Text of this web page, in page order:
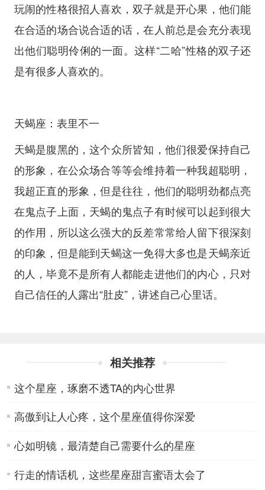
玩闹的性格很招人喜欢，双子就是开心果，他们能
在合适的场合说合适的话，在人前总是会充分表现
出他们聪明伶俐的一面。这样“二哈”性格的双子还
是有很多人喜欢的。
天蝎座：表里不一
天蝎是腹黑的，这个众所皆知，他们很爱保持自己
的形象，在公众场合等等会维持着一种我超聪明，
我超正直的形象，但是往往，他们的聪明劲都点亮
在鬼点子上面，天蝎的鬼点子有时候可以起到很大
的作用，所以这么强大的反差常常给人留下很深刻
的印象，但是能到天蝎这一免得大多也是天蝎亲近
的人，毕竟不是所有人都能走进他们的内心，只对
自己信任的人露出“肚皮”，讲述自己心里话。
相关推荐
这个星座，琢磨不透TA的内心世界
高傲到让人心疼，这个星座值得你深爱
心如明镜，最清楚自己需要什么的星座
行走的情话机，这些星座甜言蜜语太会了